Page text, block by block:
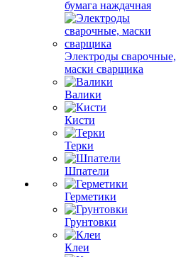
бумага наждачная
Электроды сварочные,
маски сварщика
Валики
Кисти
Терки
Шпатели
Герметики
Грунтовки
Клеи